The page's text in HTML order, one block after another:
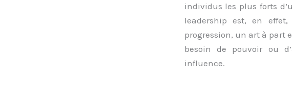
individus les plus forts
leadership est, en
progression, un art à part
besoin de pouvoir ou
influence.